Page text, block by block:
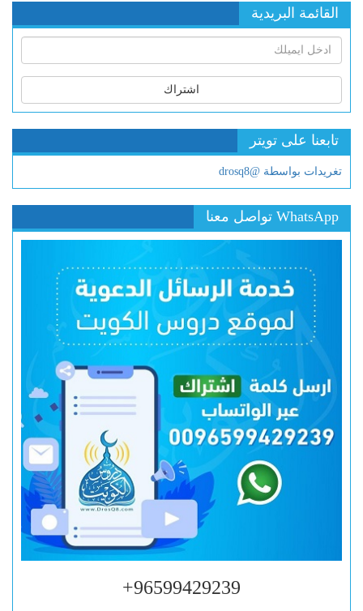
القائمة البريدية
اشتراك
تابعنا على تويتر
تغريدات بواسطة @drosq8
WhatsApp تواصل معنا
96599429239+